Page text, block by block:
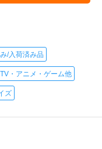
/入荷済み品
・アニメ・ゲーム他
ズ